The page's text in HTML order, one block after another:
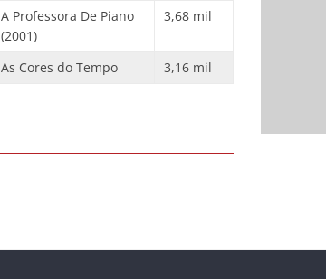
A Professora De Piano
(2001)
3,68 mil
As Cores do Tempo 3,16 mil